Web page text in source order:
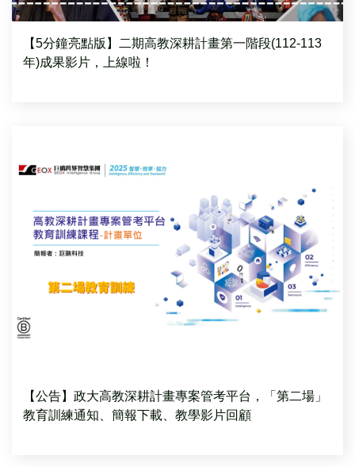
【5分鐘亮點版】二期高教深耕計畫第一階段(112-113
年)成果影片，上線啦！
【公告】政大高教深耕計畫專案管考平台，「第二場」
教育訓練通知、簡報下載、教學影片回顧